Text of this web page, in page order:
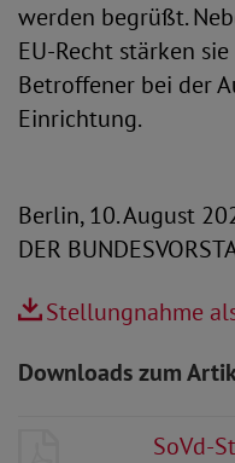
werden begrüßt.
EU-Recht stärken
Betroffener bei der
Einrichtung.
Berlin, 10. August
DER
Stellungnahme
Downloads zum
SoVd-